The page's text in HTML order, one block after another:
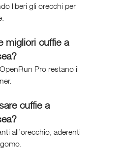
liberi gli orecchi per
migliori cuffie a
Pro restano il
cuffie a
all’orecchio, aderenti